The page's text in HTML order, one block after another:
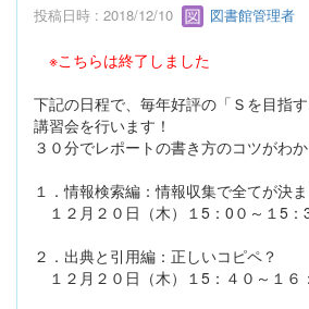
投稿日時 : 2018/12/10 図書館管理者
※こちらは終了しました
下記の日程で、毎年好評の「Ｓを目指す
講習会を行います！
３０分でレポートの書き方のコツがわか
１．情報検索編：情報収集で全てが決ま
１２月２０日（木）１5：0０～１5：
２．出典と引用編：正しいコピペ？
１２月２０日（木）１5：４０～１６